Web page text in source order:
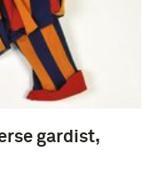
gardist,